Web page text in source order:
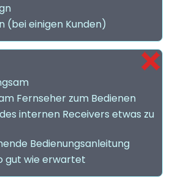
(bei einigen Kunden)
Fernseher zum Bedienen
internen Receivers etwas zu
Bedienungsanleitung
gut wie erwartet